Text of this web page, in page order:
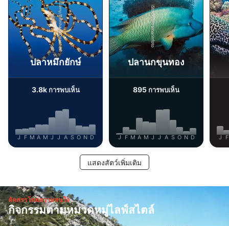
Alamy/Reinhard Dirscherl
ปลาหมึกยักษ์
3.8kการพบเห็น
J F M A M J J A S O N D
iStock/ultramarinfoto
ปลานกขุนทอง
895การพบเห็น
J F M A M J J A S O N D J F
แสดงสัตว์เพิ่มเติม
คัดสรรโดยความสนใจ
กิจกรรมตามหมวดหมู่ไลฟ์สไตล์